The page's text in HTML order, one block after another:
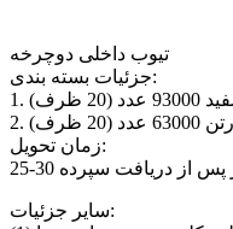
تیوب داخلی دوچرخه
جزئیات بسته بندی:
(20 ظرف)
زمان تحویل:
روز پس از دریافت سپرده
سایر جزئیات: